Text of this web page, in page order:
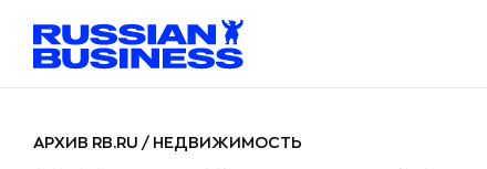
АРХИВ RB.RU / НЕДВИЖИМОСТЬ